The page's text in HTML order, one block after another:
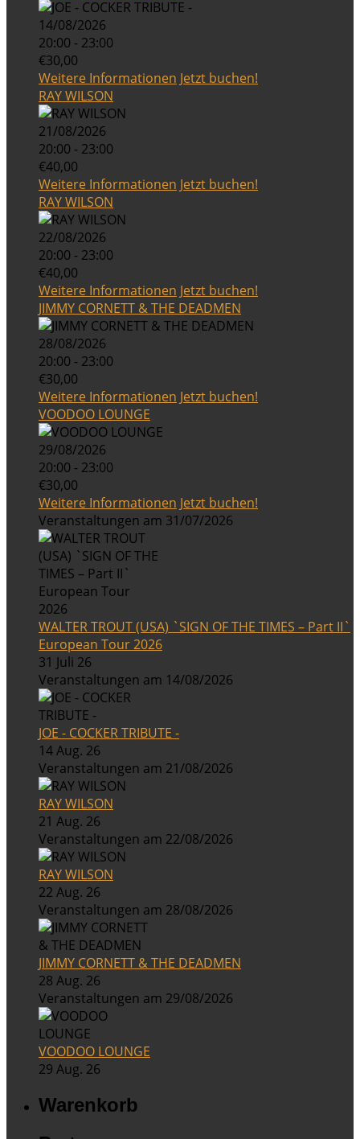
14/08/2026
20:00 - 23:00
€30,00
Weitere Informationen Jetzt buchen!
RAY WILSON
21/08/2026
20:00 - 23:00
€40,00
Weitere Informationen Jetzt buchen!
RAY WILSON
22/08/2026
20:00 - 23:00
€40,00
Weitere Informationen Jetzt buchen!
JIMMY CORNETT & THE DEADMEN
28/08/2026
20:00 - 23:00
€30,00
Weitere Informationen Jetzt buchen!
VOODOO LOUNGE
29/08/2026
20:00 - 23:00
€30,00
Weitere Informationen Jetzt buchen!
Veranstaltungen am 31/07/2026
WALTER TROUT (USA) `SIGN OF THE TIMES – Part II`
European Tour 2026
31 Juli 26
Veranstaltungen am 14/08/2026
JOE - COCKER TRIBUTE -
14 Aug. 26
Veranstaltungen am 21/08/2026
RAY WILSON
21 Aug. 26
Veranstaltungen am 22/08/2026
RAY WILSON
22 Aug. 26
Veranstaltungen am 28/08/2026
JIMMY CORNETT & THE DEADMEN
28 Aug. 26
Veranstaltungen am 29/08/2026
VOODOO LOUNGE
29 Aug. 26
Warenkorb